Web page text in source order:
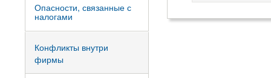
Опасности, связанные с
налогами
Конфликты внутри
фирмы